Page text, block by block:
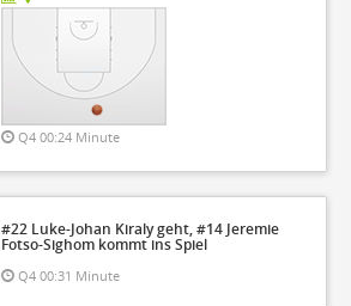
Q4 00:24 Minute
#22 Luke-Johan Kiraly geht, #14 Jeremie
Fotso-Sighom kommt ins Spiel
Q4 00:31 Minute